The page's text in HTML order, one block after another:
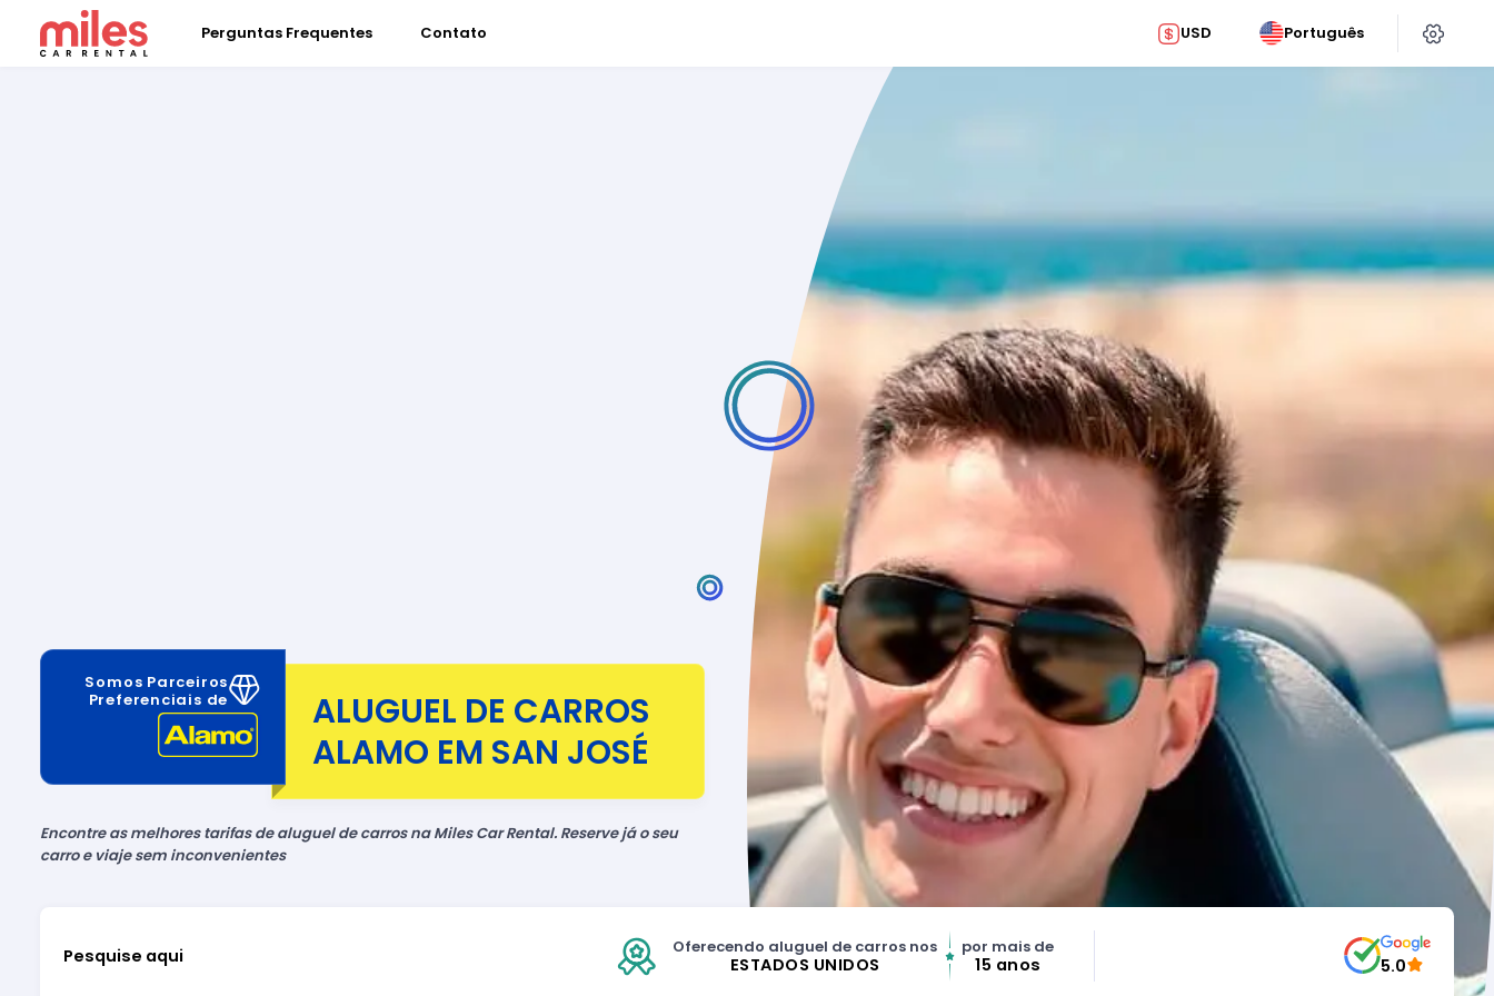
Perguntas Frequentes Contato USD Português
Somos Parceiros
Preferenciais de
ALUGUEL DE CARROS
ALAMO EM SAN JOSÉ
Encontre as melhores tarifas de aluguel de carros na Miles Car Rental. Reserve já o seu
carro e viaje sem inconvenientes
Pesquise aqui Oferecendo aluguel de carros nos
ESTADOS UNIDOS
por mais de
15 anos 5.0